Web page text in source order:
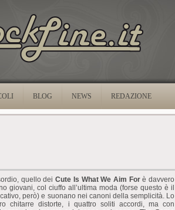
BLOG NEWS REDAZIONE
quello deiCute Is What We Aim Forè davvero
giovani, col ciuffo all’ultima moda (forse questo è il
però) e suonano nei canoni della semplicità. Lo
chitarre distorte, i quattro soliti accordi, ma con